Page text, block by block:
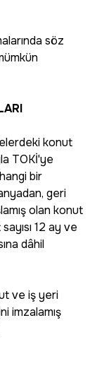
söz
konut
TOKİ'ye
bir
geri
olan konut
12 ay ve
dâhil
ve iş yeri
imzalamış